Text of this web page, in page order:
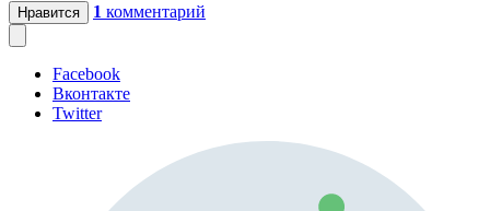
Нравится 1 комментарий
Facebook
Вконтакте
Twitter